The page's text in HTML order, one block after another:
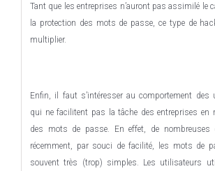
Tant que les entreprises n’auront pas assimilé le
la protection des mots de passe, ce type de
multiplier.
Enfin, il faut s’intéresser au comportement des
qui ne facilitent pas la tâche des entreprises en
des mots de passe. En effet, de nombreuses
récemment, par souci de facilité, les mots de
souvent très (trop) simples. Les utilisateurs